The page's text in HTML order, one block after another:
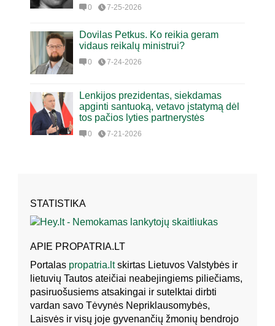
0 7-25-2026
Dovilas Petkus. Ko reikia geram
vidaus reikalų ministrui?
0 7-24-2026
Lenkijos prezidentas, siekdamas
apginti santuoką, vetavo įstatymą dėl
tos pačios lyties partnerystės
0 7-21-2026
STATISTIKA
APIE PROPATRIA.LT
Portalas propatria.ltskirtas Lietuvos Valstybės ir
lietuvių Tautos ateičiai neabejingiems piliečiams,
pasiruošusiems atsakingai ir sutelktai dirbti
vardan savo Tėvynės Nepriklausomybės,
Laisvės ir visų joje gyvenančių žmonių bendrojo